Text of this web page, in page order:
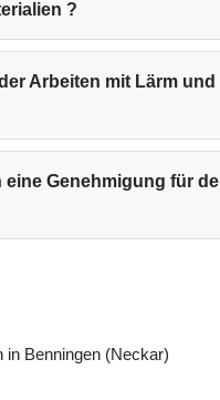
?
Arbeiten mit Lärm und
eine Genehmigung für